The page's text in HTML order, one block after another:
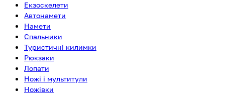
Екзоскелети
Автонамети
Намети
Спальники
Туристичні килимки
Рюкзаки
Лопати
Ножі і мультитули
Ножівки